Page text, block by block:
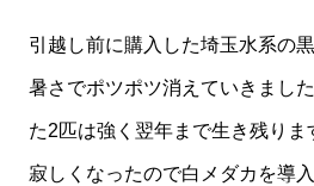
引越し前に購入した埼玉水系の
暑さでポツポツ消えていきまし
た2匹は強く翌年まで生き残りま
寂しくなったので白メダカを導